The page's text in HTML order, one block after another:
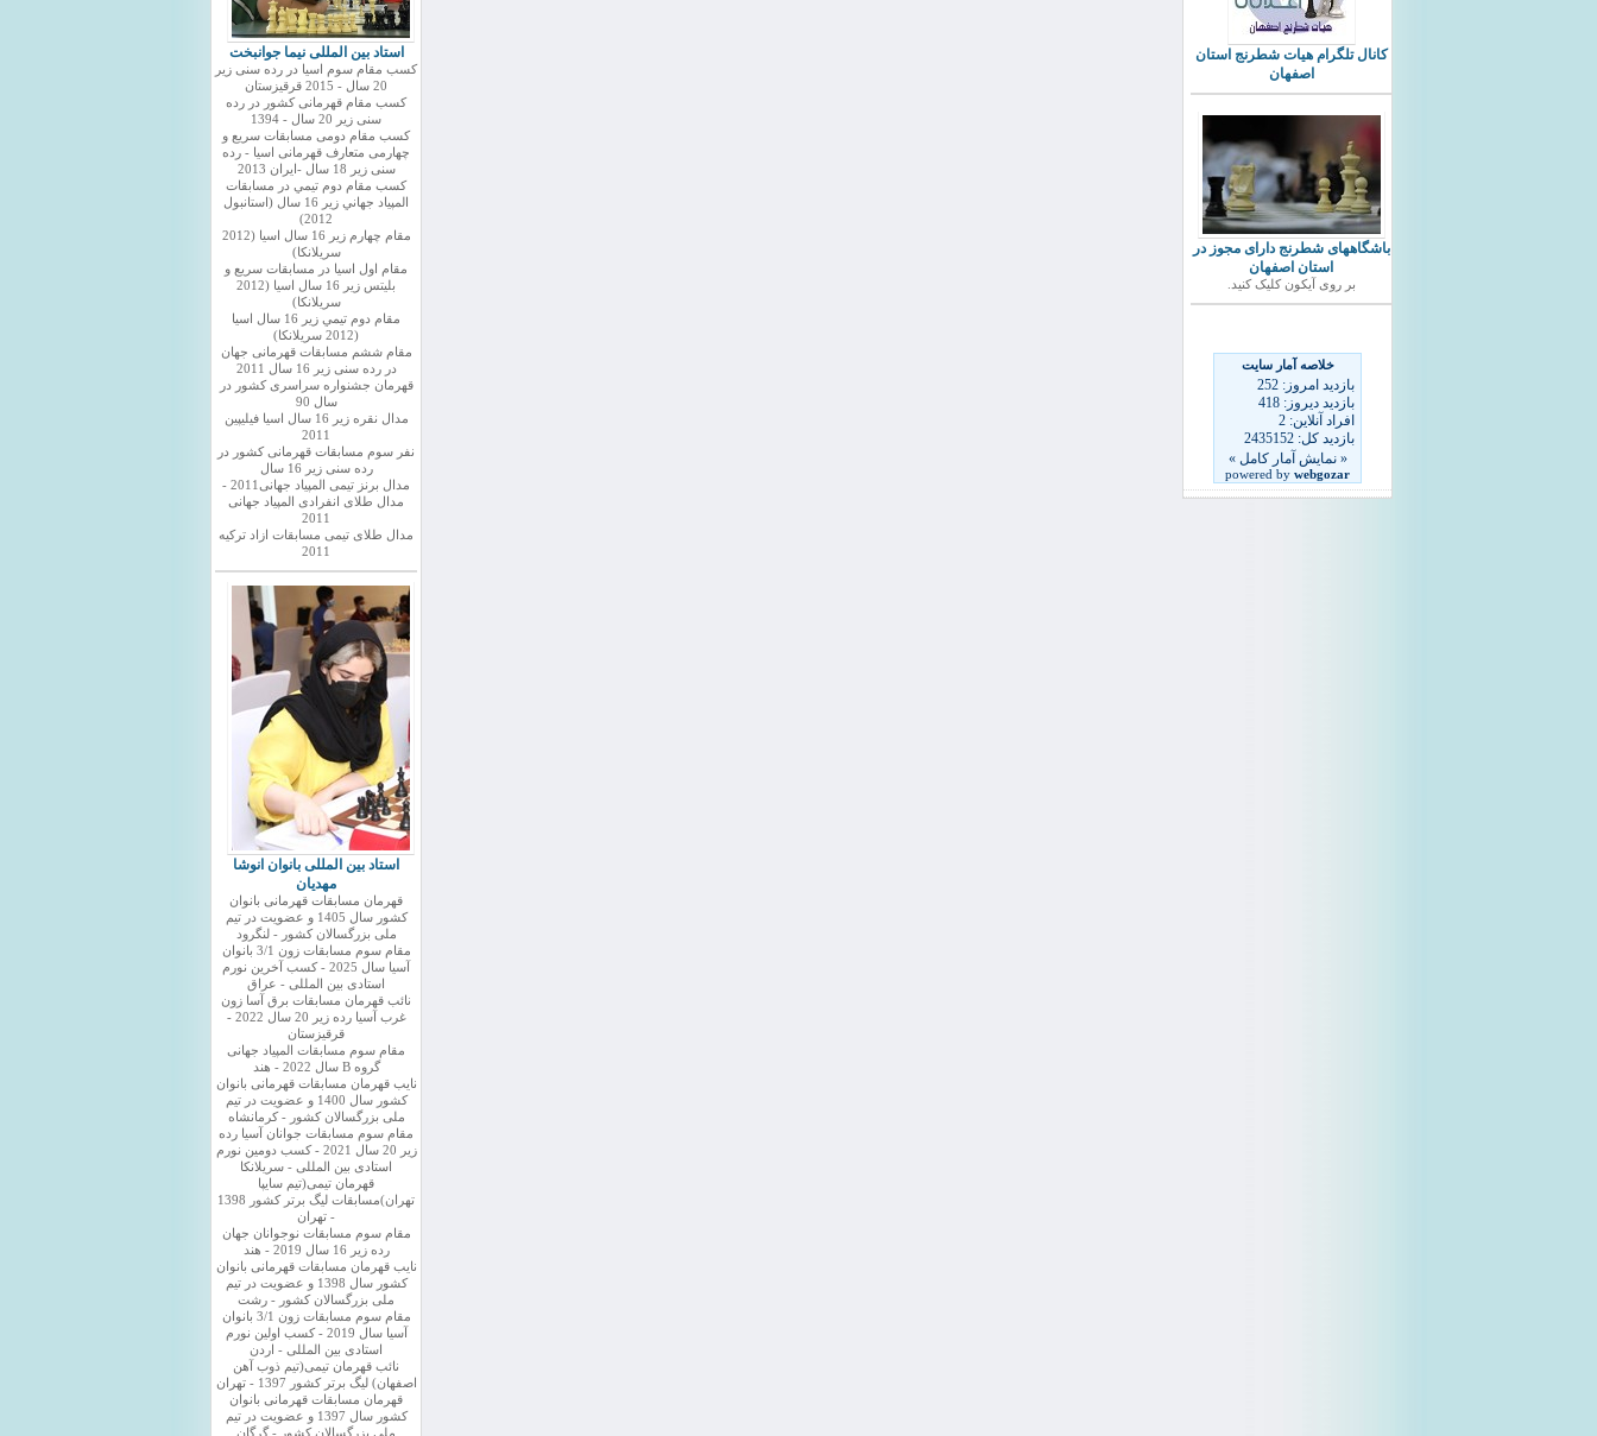
کانال تلگرام هیات شطرنج استان
اصفهان
باشگاههای شطرنج دارای مجوز در
استان اصفهان
بر روی آیکون کلیک کنید.
استاد بین المللی نیما جوانبخت
کسب مقام سوم اسیا در رده سنی زیر
20 سال - 2015 قرقیزستان
کسب مقام قهرمانی کشور در رده
سنی زیر 20 سال - 1394
کسب مقام دومی مسابقات سریع و
چهارمی متعارف قهرمانی اسیا - رده
سنی زیر 18 سال -ایران 2013
كسب مقام دوم تيمي در مسابقات
المپياد جهاني زير 16 سال (استانبول
2012)
مقام چهارم زير 16 سال اسيا (2012
سريلانكا)
مقام اول اسيا در مسابقات سريع و
بليتس زير 16 سال اسيا (2012
سريلانكا)
مقام دوم تيمي زير 16 سال اسيا
(2012 سريلانكا)
مقام ششم مسابقات قهرمانی جهان
در رده سنی زیر 16 سال 2011
قهرمان جشنواره سراسری کشور در
سال 90
مدال نقره زیر 16 سال اسیا فیلیپین
2011
نفر سوم مسابقات قهرمانی کشور در
رده سنی زیر 16 سال
مدال برنز تیمی المپیاد جهانی2011 -
مدال طلای انفرادی المپیاد جهانی
2011
مدال طلای تیمی مسابقات ازاد ترکیه
2011
استاد بین المللی بانوان انوشا
مهدیان
قهرمان مسابقات قهرمانی بانوان
کشور سال 1405 و عضویت در تیم
ملی بزرگسالان کشور - لنگرود
مقام سوم مسابقات زون 3/1 بانوان
آسیا سال 2025 - کسب آخرین نورم
استادی بین المللی - عراق
نائب قهرمان مسابقات برق آسا زون
غرب آسیا رده زیر 20 سال 2022 -
قرقیزستان
مقام سوم مسابقات المپیاد جهانی
گروه B سال 2022 - هند
نایب قهرمان مسابقات قهرمانی بانوان
کشور سال 1400 و عضویت در تیم
ملی بزرگسالان کشور - کرمانشاه
مقام سوم مسابقات جوانان آسیا رده
زیر 20 سال 2021 - کسب دومین نورم
استادی بین المللی - سریلانکا
قهرمان تیمی(تیم سایپا
تهران)مسابقات لیگ برتر کشور 1398
- تهران
مقام سوم مسابقات نوجوانان جهان
رده زیر 16 سال 2019 - هند
نایب قهرمان مسابقات قهرمانی بانوان
کشور سال 1398 و عضویت در تیم
ملی بزرگسالان کشور - رشت
مقام سوم مسابقات زون 3/1 بانوان
آسیا سال 2019 - کسب اولین نورم
استادی بین المللی - اردن
نائب قهرمان تیمی(تیم ذوب آهن
اصفهان) لیگ برتر کشور 1397 - تهران
قهرمان مسابقات قهرمانی بانوان
کشور سال 1397 و عضویت در تیم
ملی بزرگسالان کشور - گرگان